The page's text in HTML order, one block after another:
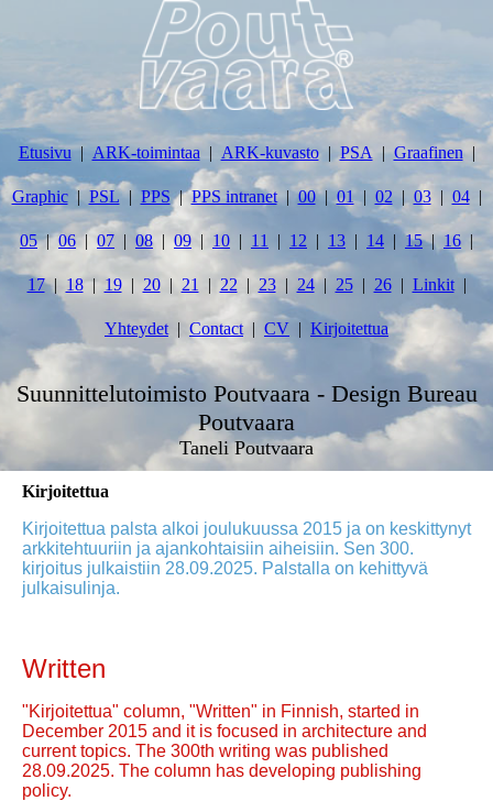
Etusivu ARK-toimintaa ARK-kuvasto PSA Graafinen
Graphic PSL PPS PPS intranet 00 01 02 03 04
05 06 07 08 09 10 11 12 13 14 15 16
17 18 19 20 21 22 23 24 25 26 Linkit
Yhteydet Contact CV Kirjoitettua
Suunnittelutoimisto Poutvaara - Design Bureau
Poutvaara
Taneli Poutvaara
Kirjoitettua
Kirjoitettua palsta alkoi joulukuussa 2015 ja on keskittynyt
arkkitehtuuriin ja ajankohtaisiin aiheisiin. Sen 300.
kirjoitus julkaistiin 28.09.2025. Palstalla on kehittyvä
julkaisulinja.
Written
"Kirjoitettua" column, "Written" in Finnish, started in
December 2015 and it is focused in architecture and
current topics. The 300th writing was published
28.09.2025. The column has developing publishing
policy.